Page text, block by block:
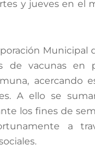
y jueves en el
Municipal
de vacunas en
acercando
A ello se
los fines de
a